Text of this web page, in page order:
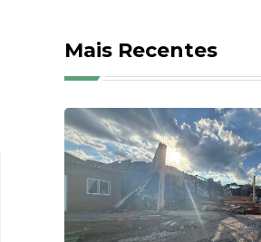
Mais Recentes